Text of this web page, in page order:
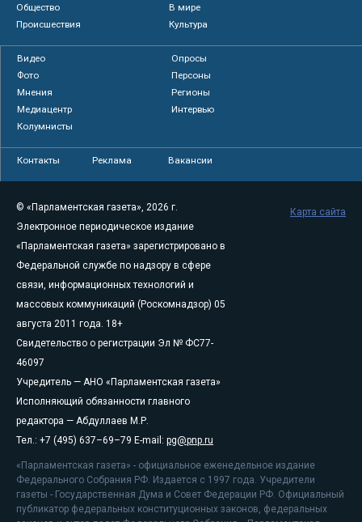
Общество
В мире
Происшествия
Культура
Видео
Опросы
Фото
Персоны
Мнения
Регионы
Медиацентр
Интервью
Колумнисты
Контакты Реклама Вакансии
© «Парламентская газета», 2026 г.
Электронное периодическое издание
«Парламентская газета» зарегистрировано в
Федеральной службе по надзору в сфере
связи, информационных технологий и
массовых коммуникаций (Роскомнадзор) 05
августа 2011 года. 18+
Свидетельство о регистрации Эл № ФС77-
46097
Учредитель — АНО «Парламентская газета»
Исполняющий обязанности главного
редактора — Абдуллаев М.Р.
Тел.: +7 (495) 637–69–79 E-mail: pg@pnp.ru
«Парламентская газета» - официальное еженедельное издание
Федерального Собрания РФ. Издается с 1997 года. Учредители
газеты - Государственная Дума и Совет Федерации РФ. Официальный
публикатор федеральных конституционных законов, федеральных
Карта сайта